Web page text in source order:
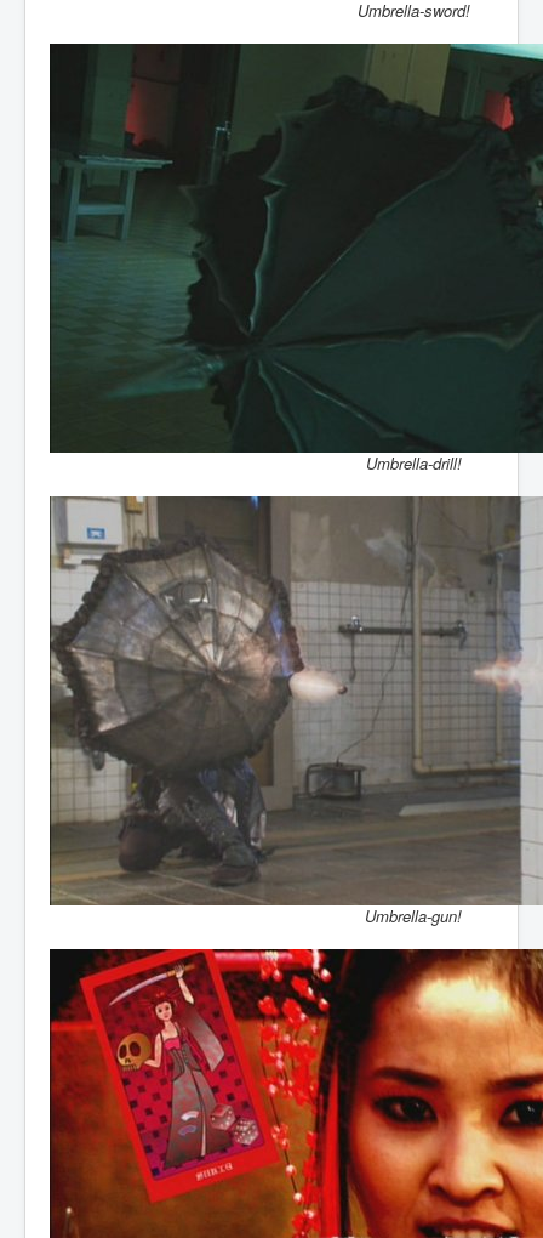
Umbrella-sword!
Umbrella-drill!
Umbrella-gun!